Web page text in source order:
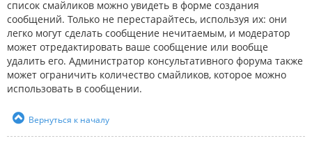
список смайликов можно увидеть в форме создания
сообщений. Только не перестарайтесь, используя их: они
легко могут сделать сообщение нечитаемым, и модератор
может отредактировать ваше сообщение или вообще
удалить его. Администратор консультативного форума также
может ограничить количество смайликов, которое можно
использовать в сообщении.
Вернуться к началу